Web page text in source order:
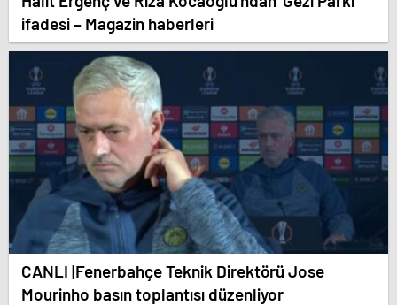
ifadesi – Magazin haberleri
CANLI |Fenerbahçe Teknik Direktörü Jose
Mourinho basın toplantısı düzenliyor